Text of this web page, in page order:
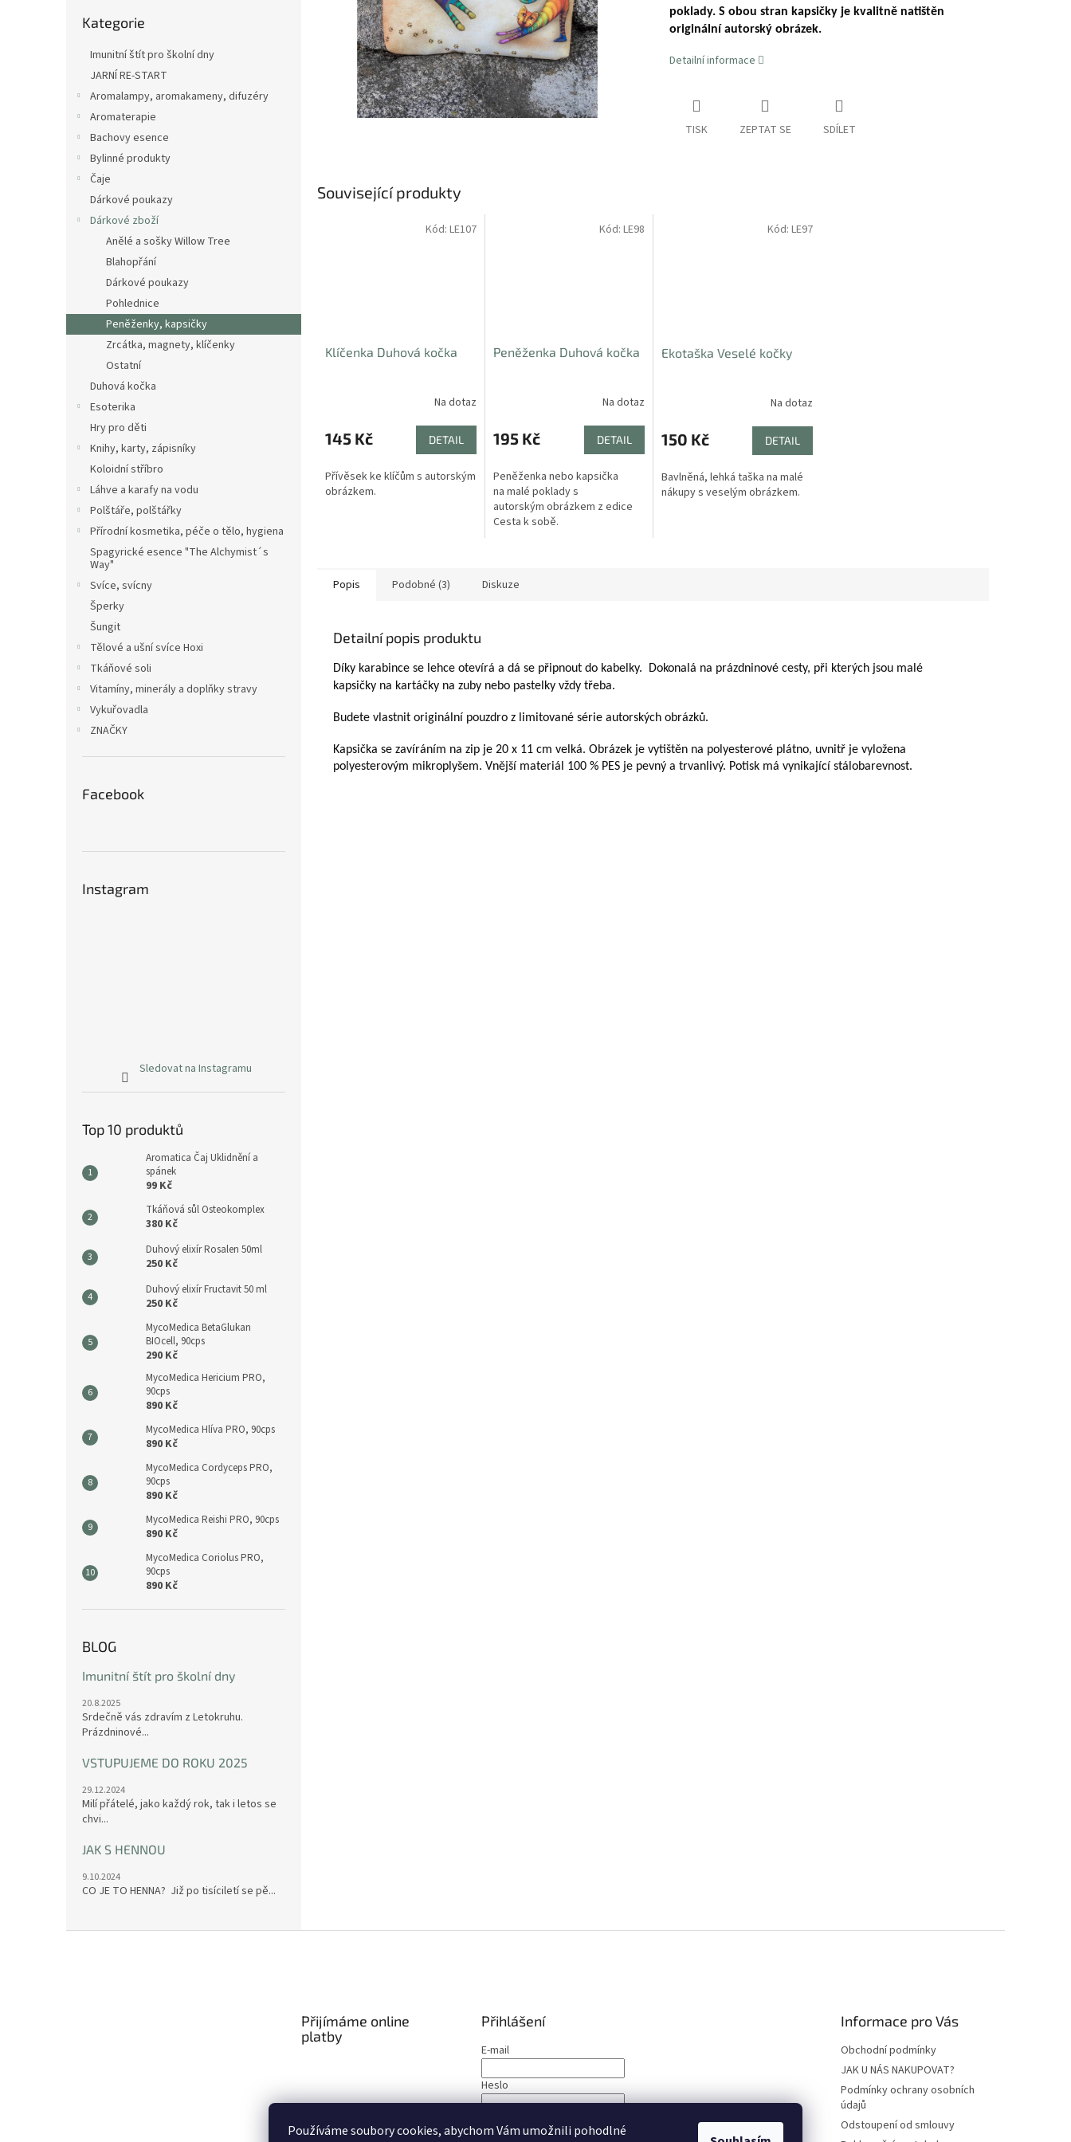
Používáme soubory cookies, abychom Vám umožnili pohodlné
kategorie
Kategorie
Imunitní štít pro školní dny
JARNÍ RE-START
Aromalampy, aromakameny, difuzéry
Aromaterapie
Bachovy esence
Bylinné produkty
Čaje
Dárkové poukazy
Dárkové zboží
Anělé a sošky Willow Tree
Blahopřání
Dárkové poukazy
Pohlednice
Peněženky, kapsičky
Zrcátka, magnety, klíčenky
Ostatní
Duhová kočka
Esoterika
Hry pro děti
Knihy, karty, zápisníky
Koloidní stříbro
Láhve a karafy na vodu
Polštáře, polštářky
Přírodní kosmetika, péče o tělo, hygiena
Spagyrické esence "The Alchymist´s
Way"
Svíce, svícny
Šperky
Šungit
Tělové a ušní svíce Hoxi
Tkáňové soli
Vitamíny, minerály a doplňky stravy
Vykuřovadla
ZNAČKY
Facebook
Instagram
Sledovat na Instagramu
Top 10 produktů
Aromatica Čaj Uklidnění a
spánek
99 Kč
Tkáňová sůl Osteokomplex
380 Kč
Duhový elixír Rosalen 50ml
250 Kč
Duhový elixír Fructavit 50 ml
250 Kč
MycoMedica BetaGlukan
BIOcell, 90cps
290 Kč
MycoMedica Hericium PRO,
90cps
890 Kč
MycoMedica Hlíva PRO, 90cps
890 Kč
MycoMedica Cordyceps PRO,
90cps
890 Kč
MycoMedica Reishi PRO, 90cps
890 Kč
MycoMedica Coriolus PRO,
90cps
890 Kč
BLOG
Imunitní štít pro školní dny
20.8.2025
Srdečně vás zdravím z Letokruhu.
Prázdninové...
VSTUPUJEME DO ROKU 2025
29.12.2024
Milí přátelé, jako každý rok, tak i letos se
chvi...
JAK S HENNOU
9.10.2024
CO JE TO HENNA? Již po tisíciletí se pě...
poklady. S obou stran kapsičky je kvalitně natištěn
originální autorský obrázek.
Detailní informace
TISK ZEPTAT SE SDÍLET
Související produkty
Klíčenka Duhová kočka
Na dotaz
145 Kč DETAIL
Přívěsek ke klíčům s autorským
obrázkem.
Kód: LE107
Peněženka Duhová kočka
Na dotaz
195 Kč DETAIL
Peněženka nebo kapsička
na malé poklady s
autorským obrázkem z edice
Cesta k sobě.
Kód: LE98
Ekotaška Veselé kočky
Na dotaz
150 Kč DETAIL
Bavlněná, lehká taška na malé
nákupy s veselým obrázkem.
Kód:LE97
Popis Podobné (3) Diskuze
Detailní popis produktu
Díky karabince se lehce otevírá a dá se připnout do kabelky. Dokonalá na prázdninové cesty, při kterých jsou malé
kapsičky na kartáčky na zuby nebo pastelky vždy třeba.
Budete vlastnit originální pouzdro z limitované série autorských obrázků.
Kapsička se zavíráním na zip je 20 x 11 cm velká. Obrázek je vytištěn na polyesterové plátno, uvnitř je vyložena
polyesterovým mikroplyšem. Vnější materiál 100 % PES je pevný a trvanlivý. Potisk má vynikající stálobarevnost.
Přijímáme online
platby
Přihlášení
E-mail
Heslo
PŘIHLÁSIT SE
Informace pro Vás
Obchodní podmínky
JAK U NÁS NAKUPOVAT?
Podmínky ochrany osobních
údajů
Odstoupení od smlouvy